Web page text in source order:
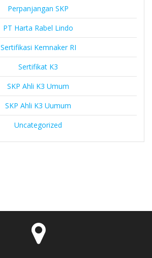
Perpanjangan SKP
PT Harta Rabel Lindo
Sertifikasi Kemnaker RI
Sertifikat K3
SKP Ahli K3 Umum
SKP Ahli K3 Uumum
Uncategorized